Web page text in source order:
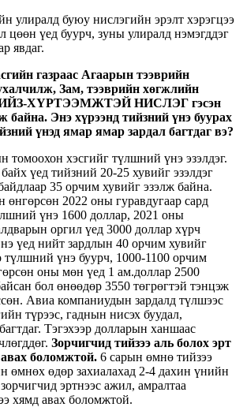
улиралд буюу нислэгийн эрэлт хэрэгцээ
цөөн үед буурч, зуны улиралд нэмэгддэг
явдаг.
газраас Агаарын тээврийн
Зам, тээврийн хөгжлийн
ХҮРТЭЭМЖТЭЙ НИСЛЭГ гэсэн
байна. Энэ хүрээнд тийзний үнэ буурах
үнэд ямар ямар зардал багтдаг вэ?
томоохон хэсгийг түлшний үнэ эзэлдэг.
үед тийзний 20-25 хувийг эзэлдэг
35 орчим хувийг эзэлж байна.
2022 оны гуравдугаар сард
үнэ 1600 доллар, 2021 оны
оргил үед 3000 доллар хүрч
үед нийт зардлын 40 орчим хувийг
түлшний үнэ буурч, 1000-1100 орчим
оны мөн үед 1 ам.доллар 2500
бол өнөөдөр 3550 төгрөгтэй тэнцэж
Авиа компаниудын зардалд түлшээс
түрээс, гаднын нисэх буудал,
Тэгэхээр долларын ханшаас
Зорчигчид тийзээ аль болох эрт
боломжтой. 6 сарын өмнө тийзээ
өмнөх өдөр захиалахад 2-4 дахин үнийн
эртнээс ажил, амралтаа
хямд авах боломжтой.